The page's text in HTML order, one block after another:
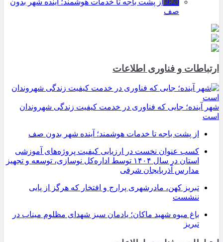
صف
ارتباطات و فناوری اطلاعات
شهر آینده؛ جایی که فناوری در خدمت کیفیت زندگی شهروندان
است
از پشت باجه تا خدمات هوشمند؛ آینده شهر بدون صف
کسب عنوان نخست در ارزیابی کیفیت پروژه‌های آموزشی
استان در سال ۱۴۰۴ توسط اداره‌کل نوسازی، توسعه و تجهیز
مدارس آذربایجان شرقی
تبریز کهن، مادرشهری پرارج و افتخار که هرگز از پایی
ننشست
باغ میوه شهید ماکان؛ یادمان سبز شهدای مظلوم میناب در
تبریز